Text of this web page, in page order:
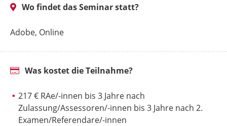
Wo findet das Seminar statt?
Adobe, Online
Was kostet die Teilnahme?
217 € RAe/-innen bis 3 Jahre nach
Zulassung/Assessoren/-innen bis 3 Jahre nach 2.
Examen/Referendare/-innen